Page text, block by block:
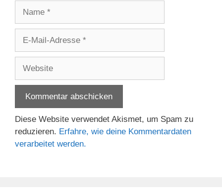
Adresse
Diese Website verwendet Akismet, um Spam zu
reduzieren. Erfahre, wie deine Kommentardaten
verarbeitet werden.